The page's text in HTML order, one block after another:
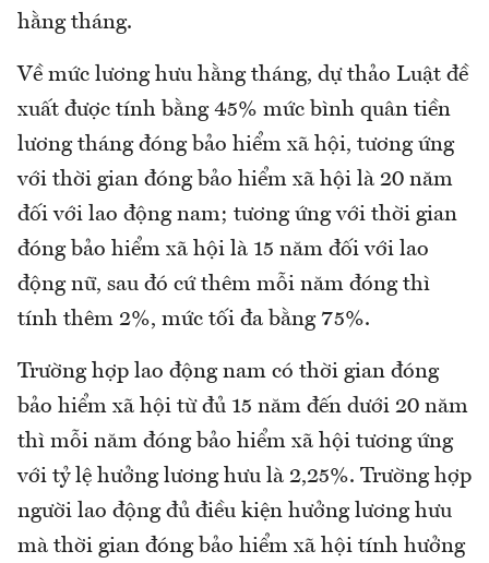
hằng tháng.
Về mức lương hưu hằng tháng, dự thảo Luật đề
xuất được tính bằng 45% mức bình quân tiền
lương tháng đóng bảo hiểm xã hội, tương ứng
với thời gian đóng bảo hiểm xã hội là 20 năm
đối với lao động nam; tương ứng với thời gian
đóng bảo hiểm xã hội là 15 năm đối với lao
động nữ, sau đó cứ thêm mỗi năm đóng thì
tính thêm 2%, mức tối đa bằng 75%.
Trường hợp lao động nam có thời gian đóng
bảo hiểm xã hội từ đủ 15 năm đến dưới 20 năm
thì mỗi năm đóng bảo hiểm xã hội tương ứng
với tỷ lệ hưởng lương hưu là 2,25%. Trường hợp
người lao động đủ điều kiện hưởng lương hưu
mà thời gian đóng bảo hiểm xã hội tính hưởng